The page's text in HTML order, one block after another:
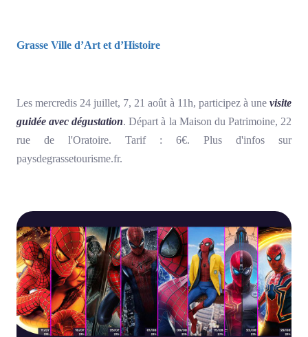
Grasse Ville d’Art et d’Histoire
Les mercredis 24 juillet, 7, 21 août à 11h, participez à une visite
guidée avec dégustation. Départ à la Maison du Patrimoine, 22
rue de l'Oratoire. Tarif : 6€. Plus d'infos sur
paysdegrassetourisme.fr.